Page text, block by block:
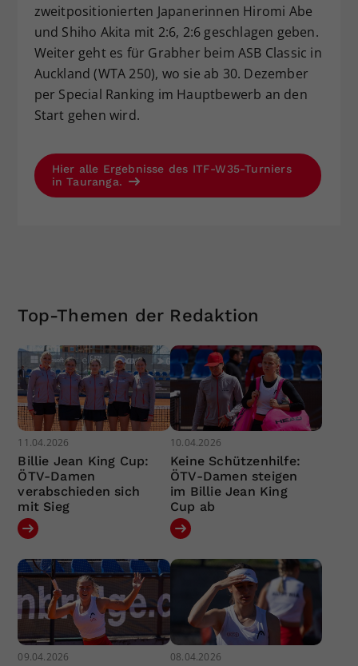
zweitpositionierten Japanerinnen Hiromi Abe
und Shiho Akita mit 2:6, 2:6 geschlagen geben.
Weiter geht es für Grabher beim ASB Classic in
Auckland (WTA 250), wo sie ab 30. Dezember
per Special Ranking im Hauptbewerb an den
Start gehen wird.
Hier alle Ergebnisse des ITF-W35-Turniers
in Tauranga.
Top-Themen der Redaktion
11.04.2026
Billie Jean King Cup:
ÖTV-Damen
verabschieden sich
mit Sieg
10.04.2026
Keine Schützenhilfe:
ÖTV-Damen steigen
im Billie Jean King
Cup ab
09.04.2026 08.04.2026